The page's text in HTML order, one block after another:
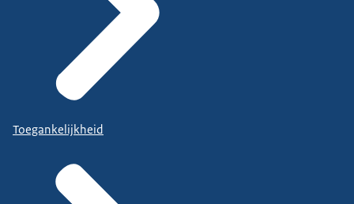
Toegankelijkheid